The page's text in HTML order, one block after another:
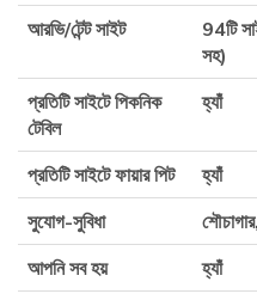
আরভি/টেন্ট সাইট
94টি
সহ)
প্রতিটি সাইটে পিকনিক
টেবিল
হ্যাঁ
প্রতিটি সাইটে ফায়ার পিট
হ্যাঁ
সুযোগ-সুবিধা
আপনি সব হয়
হ্যাঁ